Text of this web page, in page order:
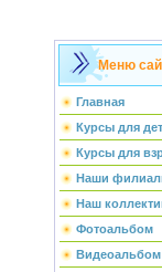
Меню
Главная
Курсы для
Курсы для
Наши
Наш
Фотоальбом
Видеоальбом